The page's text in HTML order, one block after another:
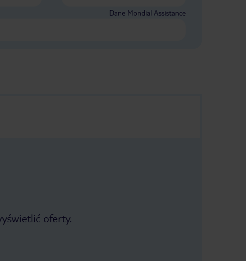
Dane Mondial Assistance
oferty.